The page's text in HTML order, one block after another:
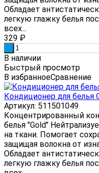
Обладает
легкую глажку белья
всех...
329 ₽
В наличии
Быстрый просмотр
В избранноеСравнение
Кондиционер для белья
Артикул: 511501049
Концентрированный
белья "Gold"
на ткани. Помогает
защищая волокна от
Обладает
легкую глажку белья